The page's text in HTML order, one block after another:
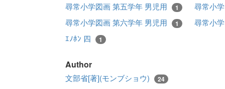
尋常小学図画 第五学年 男児用
1
尋常小
尋常小学図画 第六学年 男児用
1
尋常小
ｴﾉﾎﾝ 四
1
Author
文部省[著](モンブショウ) 24